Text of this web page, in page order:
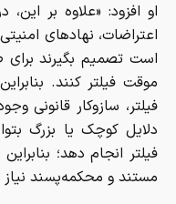
او افزود: «علاوه بر
اعتراضات، نهادهای
است تصمیم بگیرند برای
موقت فیلتر کنند.
فیلتر، سازوکار قانونی
دلایل کوچک یا بزرگ
فیلتر انجام دهد؛
مستند و محکمه‌پسند نیاز